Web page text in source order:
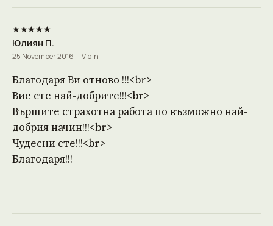
★★★★★
Юлиян П.
25 November 2016 — Vidin
Благодаря Ви отново !!!<br>
Вие сте най-добрите!!!<br>
Вършите страхотна работа по възможно най-
добрия начин!!!<br>
Чудесни сте!!!<br>
Благодаря!!!